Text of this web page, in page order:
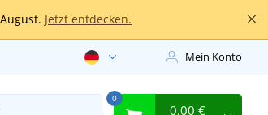
Jetzt entdecken.
Mein Konto
0
0,00 €